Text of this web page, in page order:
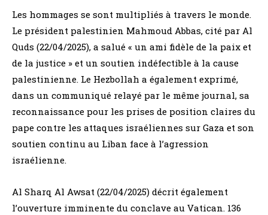
Les hommages se sont multipliés à travers le monde.
Le président palestinien Mahmoud Abbas, cité par Al
Quds (22/04/2025), a salué « un ami fidèle de la paix et
de la justice » et un soutien indéfectible à la cause
palestinienne. Le Hezbollah a également exprimé,
dans un communiqué relayé par le même journal, sa
reconnaissance pour les prises de position claires du
pape contre les attaques israéliennes sur Gaza et son
soutien continu au Liban face à l’agression
israélienne.
Al Sharq Al Awsat (22/04/2025) décrit également
l’ouverture imminente du conclave au Vatican. 136